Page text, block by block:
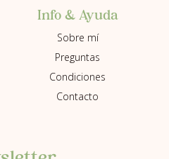
Info & Ayuda
Sobre mí
Preguntas
Condiciones
Contacto